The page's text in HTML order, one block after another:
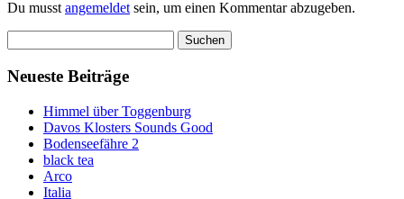
Du musstangemeldetsein, um einen Kommentar abzugeben.
nach:
Neueste Beiträge
Himmel über Toggenburg
Davos Klosters Sounds Good
Bodenseefähre 2
black tea
Arco
Italia